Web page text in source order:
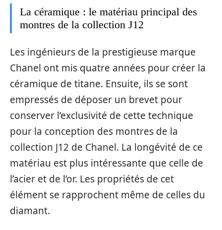
La céramique : le matériau principal des
montres de la collection J12
Les ingénieurs de la prestigieuse marque
Chanel ont mis quatre années pour créer la
céramique de titane. Ensuite, ils se sont
empressés de déposer un brevet pour
conserver l’exclusivité de cette technique
pour la conception des montres de la
collection J12 de Chanel. La longévité de ce
matériau est plus intéressante que celle de
l’acier et de l’or. Les propriétés de cet
élément se rapprochent même de celles du
diamant.